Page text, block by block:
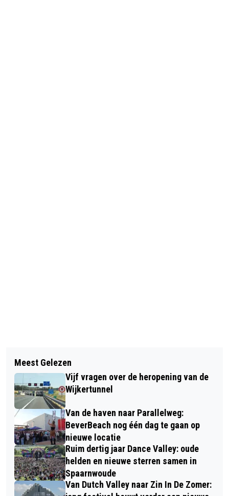
HVC GEEFT 5 EURO VOOR ELKE
INGELEVERDE LACHGASCILINDER
EXPOSITIE ‘GEWELD, GEWIN EN DE
WIJC’ OVER HOE BEVERWĲK EEN
STAD IS GEWORDEN
Meest Gelezen
Vijf vragen over de heropening van de
Wijkertunnel
Van de haven naar Parallelweg:
BeverBeach nog één dag te gaan op
nieuwe locatie
Ruim dertig jaar Dance Valley: oude
helden en nieuwe sterren samen in
Spaarnwoude
Van Dutch Valley naar Zin In De Zomer: